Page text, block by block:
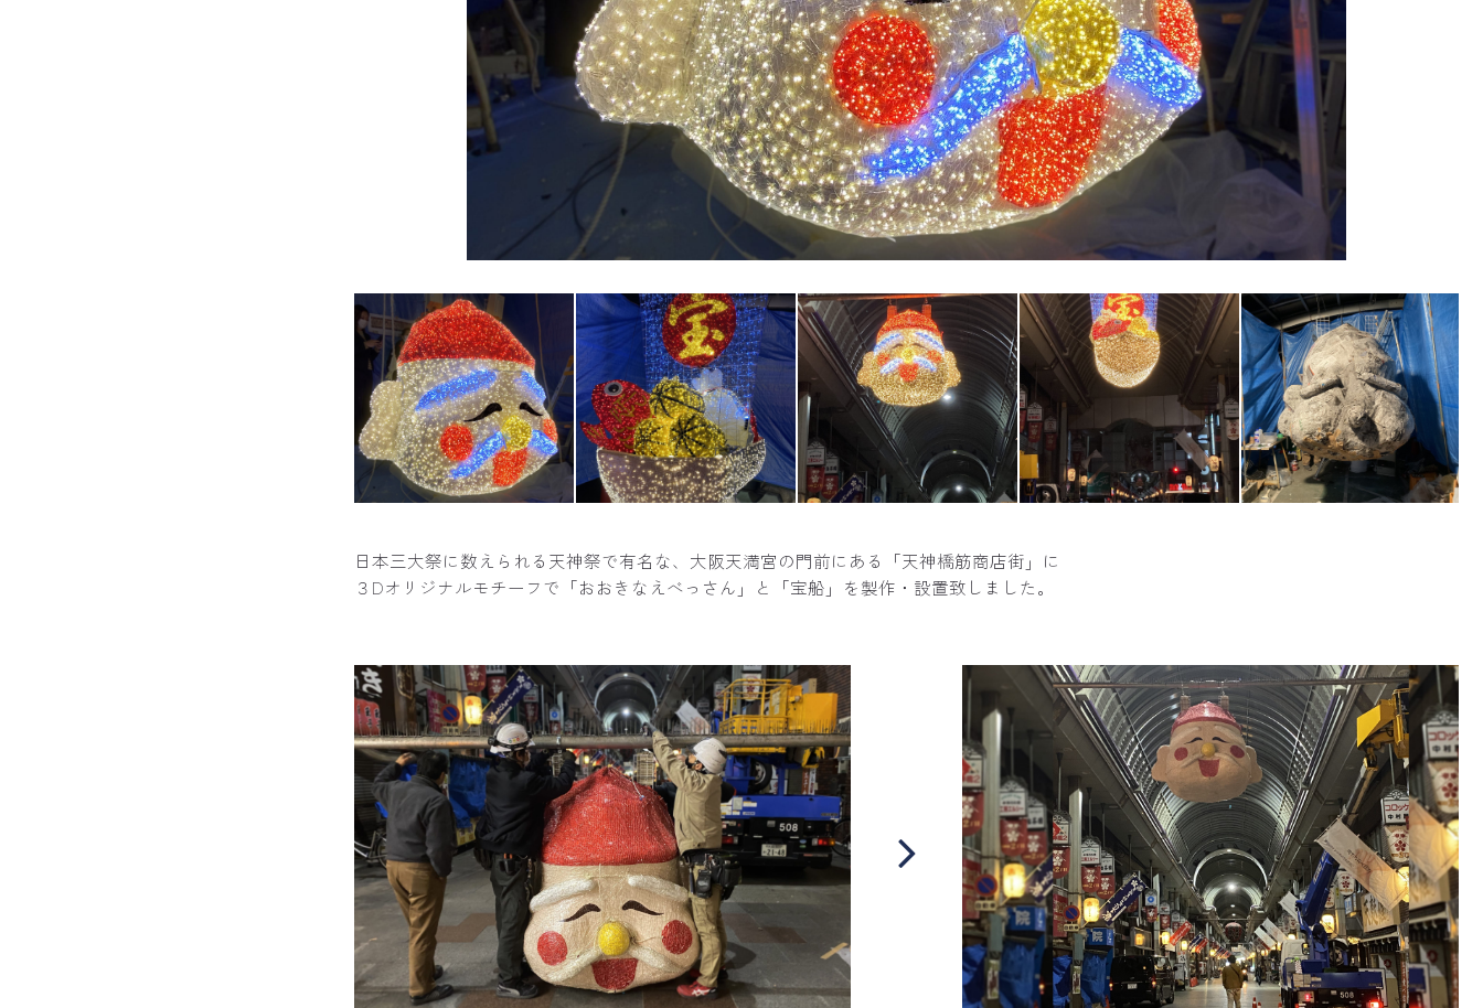
えべっさん
日本三大祭に数えられる天神祭で有名な、大阪天満宮の門前にある「天神橋筋商店街」に
３Dオリジナルモチーフで「おおきなえべっさん」と「宝船」を製作・設置致しました。